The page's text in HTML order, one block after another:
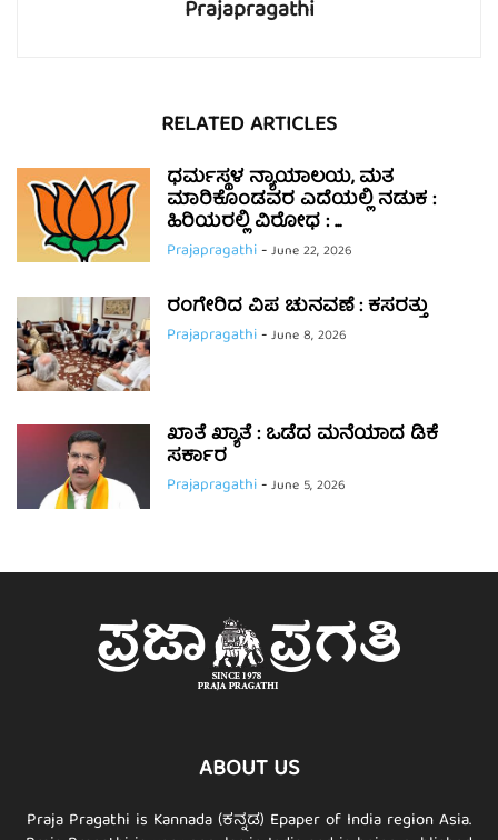
Prajapragathi
RELATED ARTICLES
ಧರ್ಮಸ್ಥಳ ನ್ಯಾಯಾಲಯ, ಮತ
ಮಾರಿಕೊಂಡವರ ಎದೆಯಲ್ಲಿ ನಡುಕ :
ಹಿರಿಯರಲ್ಲಿ ವಿರೋಧ : ...
Prajapragathi-June 22, 2026
ರಂಗೇರಿದ ವಿಪ ಚುನವಣೆ : ಕಸರತ್ತು
Prajapragathi-June 8, 2026
ಖಾತೆ ಖ್ಯಾತೆ : ಒಡೆದ ಮನೆಯಾದ ಡಿಕೆ
ಸರ್ಕಾರ
Prajapragathi-June 5, 2026
ABOUT US
Praja Pragathi is Kannada (ಕನ್ನಡ) Epaper of India region Asia.